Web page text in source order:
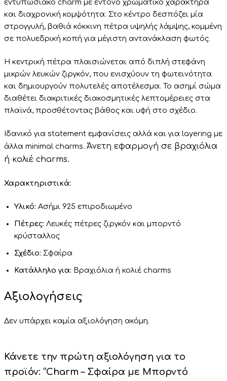
εντυπωσιακό charm με έντονο χρωματικό χαρακτήρα
και διαχρονική κομψότητα. Στο κέντρο δεσπόζει μία
στρογγυλή, βαθιά κόκκινη πέτρα υψηλής λάμψης, κομμένη
σε πολυεδρική κοπή για μέγιστη αντανάκλαση φωτός.
Η κεντρική πέτρα πλαισιώνεται από διπλή στεφάνη
μικρών λευκών ζιργκόν, που ενισχύουν τη φωτεινότητα
και δημιουργούν πολυτελές αποτέλεσμα. Το ασημί σώμα
διαθέτει διακριτικές διακοσμητικές λεπτομέρειες στα
πλαϊνά, προσθέτοντας βάθος και υφή στο σχέδιο.
Ιδανικό για statement εμφανίσεις αλλά και για layering με
άλλα minimal charms. Άνετη εφαρμογή σε βραχιόλια
ή κολιέ charms.
Χαρακτηριστικά:
Υλικό: Ασήμι 925 επιροδιωμένο
Πέτρες: Λευκές πέτρες ζιργκόν και μπορντό
κρύσταλλος
Σχέδιο: Σφαίρα
Κατάλληλο για: Βραχιόλια ή κολιέ charms
Αξιολογήσεις
Δεν υπάρχει καμία αξιολόγηση ακόμη.
Κάνετε την πρώτη αξιολόγηση για το
προϊόν: “Charm – Σφαίρα με Μπορντό